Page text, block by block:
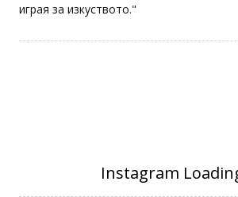
играя за изкуството."